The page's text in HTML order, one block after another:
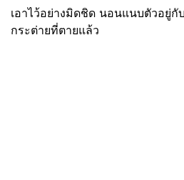
เอาไว้อย่างมิดชิด นอนแนบตัวอยู่
กระต่ายที่ตายแล้ว